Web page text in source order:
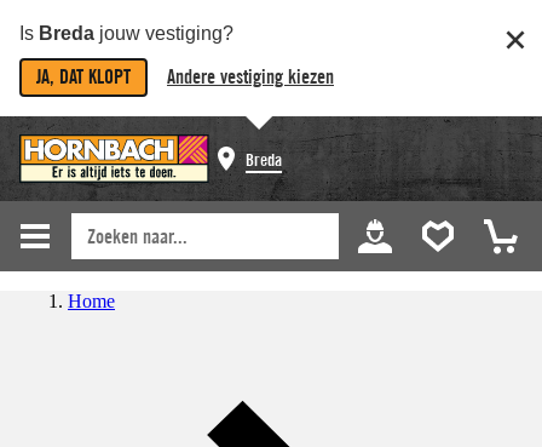
Is Breda jouw vestiging?
JA, DAT KLOPT Andere vestiging kiezen
Breda
Home